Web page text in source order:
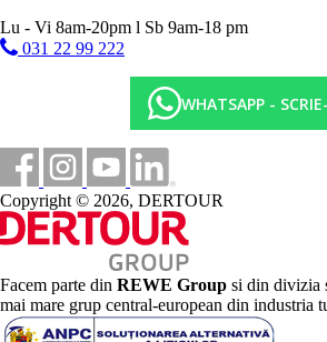
Lu - Vi 8am-20pm l Sb 9am-18 pm
031 22 99 222
WHATSAPP -
Copyright © 2026, DERTOUR
Facem parte din REWE Group si din divizia
mai mare grup central-european din industria